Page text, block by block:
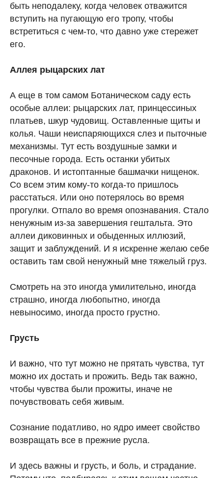
быть неподалеку, когда человек отважится
вступить на пугающую его тропу, чтобы
встретиться с чем-то, что давно уже стережет
его.
Аллея рыцарских лат
А еще в том самом Ботаническом саду есть
особые аллеи: рыцарских лат, принцессиных
платьев, шкур чудовищ. Оставленные щиты и
колья. Чаши неиспаряющихся слез и пыточные
механизмы. Тут есть воздушные замки и
песочные города. Есть останки убитых
драконов. И истоптанные башмачки нищенок.
Со всем этим кому-то когда-то пришлось
расстаться. Или оно потерялось во время
прогулки. Отпало во время опознавания. Стало
ненужным из-за завершения гештальта. Это
аллеи диковинных и обыденных иллюзий,
защит и заблуждений. И я искренне желаю себе
оставить там свой ненужный мне тяжелый груз.
Смотреть на это иногда умилительно, иногда
страшно, иногда любопытно, иногда
невыносимо, иногда просто грустно.
Грусть
И важно, что тут можно не прятать чувства, тут
можно их достать и прожить. Ведь так важно,
чтобы чувства были прожиты, иначе не
почувствовать себя живым.
Сознание податливо, но ядро имеет свойство
возвращать все в прежние русла.
И здесь важны и грусть, и боль, и страдание.